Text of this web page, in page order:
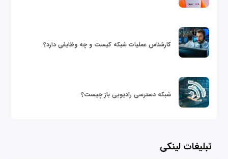
کارشناس عملیات شبکه کیست و چه وظایفی دارد؟
شبکه دسترسی رادیویی باز چیست؟
تبلیغات لینکی